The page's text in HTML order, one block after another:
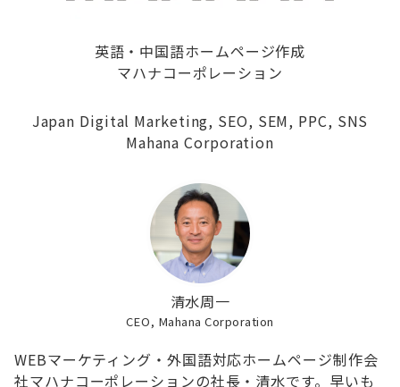
英語・中国語ホームページ作成
マハナコーポレーション
Japan Digital Marketing, SEO, SEM, PPC, SNS
Mahana Corporation
清水周一
CEO, Mahana Corporation
WEBマーケティング・外国語対応ホームページ制作会
社マハナコーポレーションの社長・清水です。早いも